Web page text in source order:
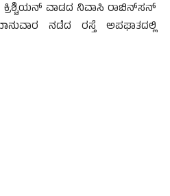
ಕ್ರಿಶ್ಚಿಯನ್ ವಾಡದ ನಿವಾಸಿ ರಾಬಿನ್‌ಸನ್
ನಡೆದ ರಸ್ತೆ ಅಪಘಾತದಲ್ಲಿ